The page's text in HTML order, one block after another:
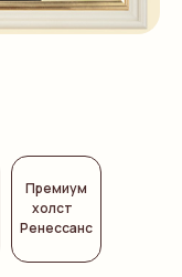
Премиум
холст
Ренессанс